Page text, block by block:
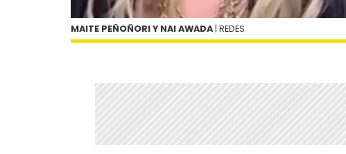
MAITE PEÑOÑORI Y NAI AWADA | REDES